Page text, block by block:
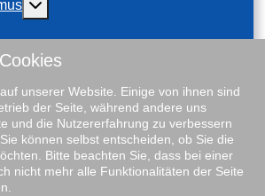
Weitere Informationen: Freizeit und
unserer Website. Einige von ihnen sind
der Seite, während andere uns
und die Nutzererfahrung zu verbessern
können selbst entscheiden, ob Sie die
Bitte beachten Sie, dass bei einer
nicht mehr alle Funktionalitäten der Seite